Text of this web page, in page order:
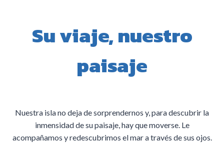
Su viaje, nuestro
paisaje
Nuestra isla no deja de sorprendernos y, para descubrir la
inmensidad de su paisaje, hay que moverse. Le
acompañamos y redescubrimos el mar a través de sus ojos.